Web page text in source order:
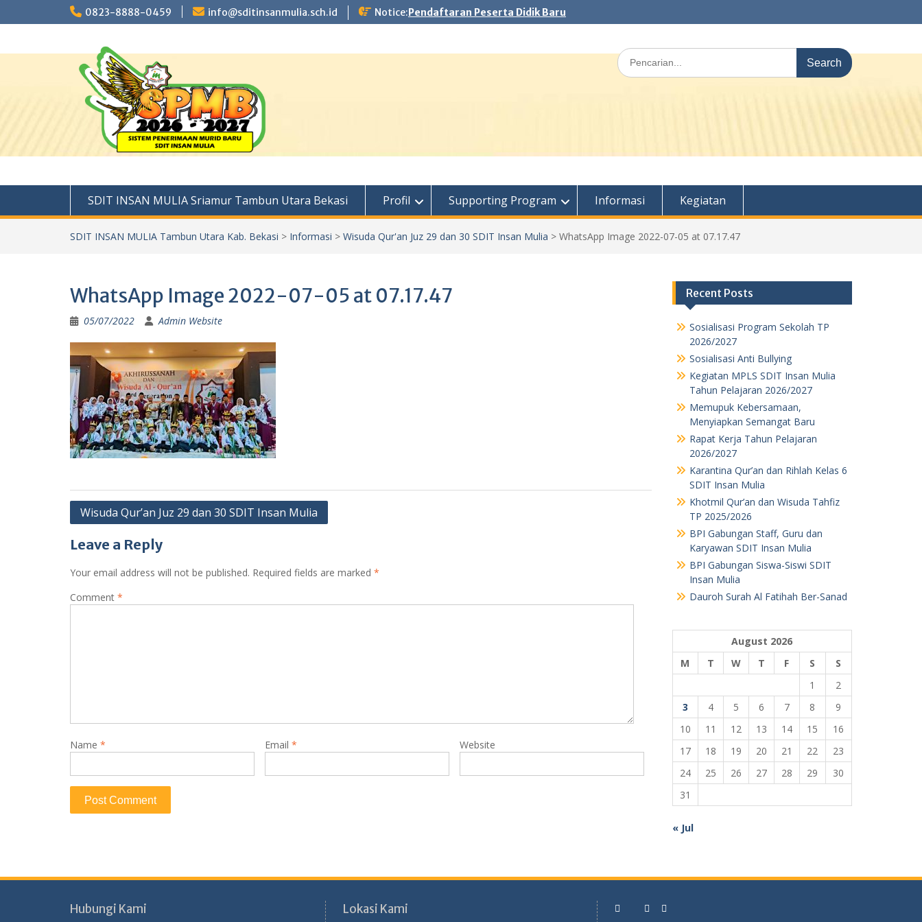
to
0823-8888-0459 info@sditinsanmulia.sch.id Notice:Pendaftaran Peserta Didik Baru
Search
for:
SDIT INSAN MULIA Sriamur Tambun Utara Bekasi Profil Supporting Program Informasi Kegiatan
SDIT INSAN MULIA Tambun Utara Kab. Bekasi > Informasi > Wisuda Qur'an Juz 29 dan 30 SDIT Insan Mulia > WhatsApp Image 2022-07-05 at 07.17.47
WhatsApp Image 2022-07-05 at 07.17.47
05/07/2022 Admin Website
Post
Wisuda Qur’an Juz 29 dan 30 SDIT Insan Mulia
Leave a Reply
Your email address will not be published. Required fields are marked *
Comment *
Name * Email * Website
Recent Posts
Sosialisasi Program Sekolah TP
2026/2027
Sosialisasi Anti Bullying
Kegiatan MPLS SDIT Insan Mulia
Tahun Pelajaran 2026/2027
Memupuk Kebersamaan,
Menyiapkan Semangat Baru
Rapat Kerja Tahun Pelajaran
2026/2027
Karantina Qur’an dan Rihlah Kelas 6
SDIT Insan Mulia
Khotmil Qur’an dan Wisuda Tahfiz
TP 2025/2026
BPI Gabungan Staff, Guru dan
Karyawan SDIT Insan Mulia
BPI Gabungan Siswa-Siswi SDIT
Insan Mulia
Dauroh Surah Al Fatihah Ber-Sanad
August 2026
M
T W T F S
S
1
2
3
4 5 6 7 8
9
10
11 12 13 14 15
16
17
18 19 20 21 22
23
24
25 26 27 28 29
30
31
« Jul
Hubungi Kami Lokasi Kami